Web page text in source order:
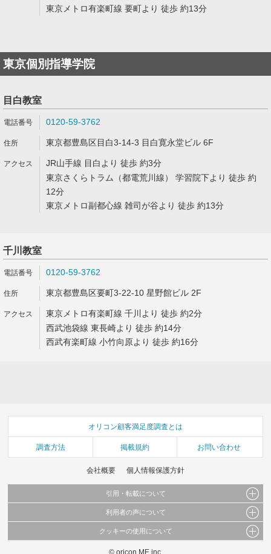
東京メトロ有楽町線 要町より 徒歩 約13分
東京個別指導学院
目白教室
0120-59-3762
東京都豊島区目白3-14-3 目白寛永堂ビル 6F
JR山手線 目白より 徒歩 約3分
東京さくらトラム（都電荒川線） 学習院下より 徒歩 約
12分
東京メトロ副都心線 雑司が谷より 徒歩 約13分
千川教室
0120-59-3762
東京都豊島区要町3-22-10 星野館ビル 2F
東京メトロ有楽町線 千川より 徒歩 約2分
西武池袋線 東長崎より 徒歩 約14分
西武有楽町線 小竹向原より 徒歩 約16分
オリコン顧客満足度調査とは
調査方法 掲載規約 お問い合わせ
会社概要 個人情報保護方針
引用・転載について
当サイトで公開されている情報（文字、写真、イラスト、画像データ等）及びこれらの配
これらの情報を権利者の許可なく無断転載・複製などの二次利用を行うことは固く禁じて
利用者の声について
当サイトに掲載している内容はすべてサービスの利用者が提出された見解・感想です。
クッキーの使用について
このサイトでは Cookie を使用して、ユーザーに合わせたコンテンツや広告の表示、ソー
© oricon ME inc.